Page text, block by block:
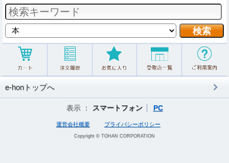
e-honトップへ
表示 ： スマートフォン PC
運営会社概要 プライバシーポリシー
Copyright © TOHAN CORPORATION